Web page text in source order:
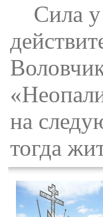
Сила у
на
тогда